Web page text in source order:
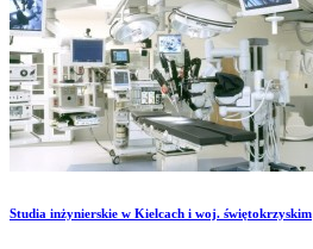
Studia inżynierskie w Kielcach i woj. świętokrzyskim